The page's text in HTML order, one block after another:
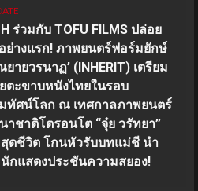
ร่วมกับ TOFU FILMS ปล่อย
ย่างแรก! ภาพยนตร์ฟอร์มยักษ์
ยายวรนาฏ’ (INHERIT) เตรียม
ตะขาบหนังไทยในรอบ
ทัศน์โลก ณ เทศกาลภาพยนตร์
าชาติโตรอนโต “จุ๋ย วรัทยา”
ดชีวิต โกนหัวรับบทแม่ชี นำ
กแสดงประชันความสยอง!